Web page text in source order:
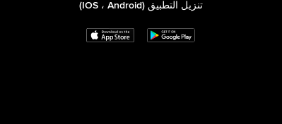
تنزيل التطبيق (iOS ، Android)